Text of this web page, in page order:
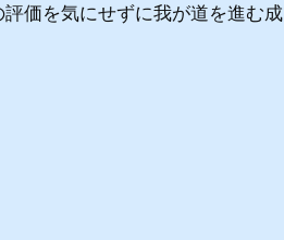
価を気にせずに我が道を進む成